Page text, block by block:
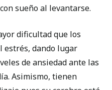
sueño al levantarse.
dificultad que los
estrés, dando lugar
de ansiedad ante las
Asimismo, tienen